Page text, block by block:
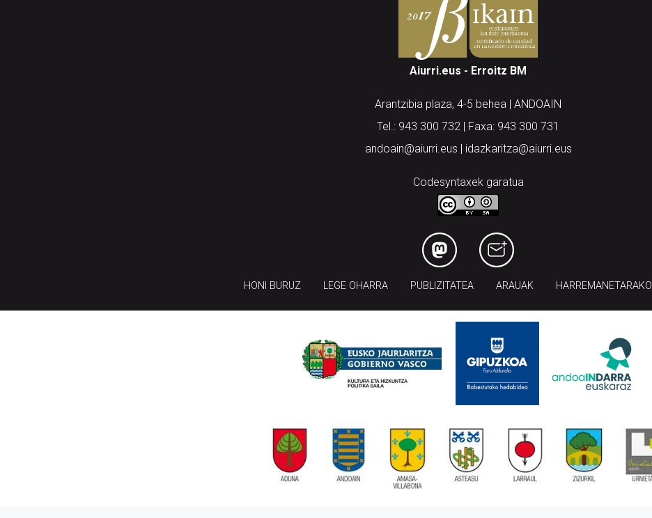
Aiurri.eus - Erroitz BM
Arantzibia plaza, 4-5 behea | ANDOAIN
Tel.: 943 300 732 | Faxa: 943 300 731
andoain@aiurri.eus | idazkaritza@aiurri.eus
Codesyntaxek garatua
HONI BURUZ LEGE OHARRA PUBLIZITATEA ARAUAK HARREMANETARAKO